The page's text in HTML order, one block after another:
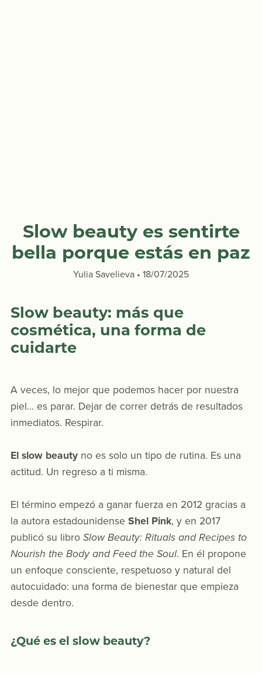
Slow beauty es sentirte
bella porque estás en paz
Yulia Savelieva 18/07/2025
Slow beauty: más que
cosmética, una forma de
cuidarte
A veces, lo mejor que podemos hacer por nuestra
piel… es parar. Dejar de correr detrás de resultados
inmediatos. Respirar.
El slow beautyno es solo un tipo de rutina. Es una
actitud. Un regreso a ti misma.
El término empezó a ganar fuerza en 2012 gracias a
la autora estadounidense Shel Pink, y en 2017
publicó su libro Slow Beauty: Rituals and Recipes to
Nourish the Body and Feed the Soul. En él propone
un enfoque consciente, respetuoso y natural del
autocuidado: una forma de bienestar que empieza
desde dentro.
¿Qué es el slow beauty?